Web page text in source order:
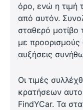
όρο, ενώ η τιμή
από αυτόν.
σταθερό μοτίβο
με προορισμούς
αυξήσεις
Οι τιμές
κρατήσεων
FindYCar. Τα